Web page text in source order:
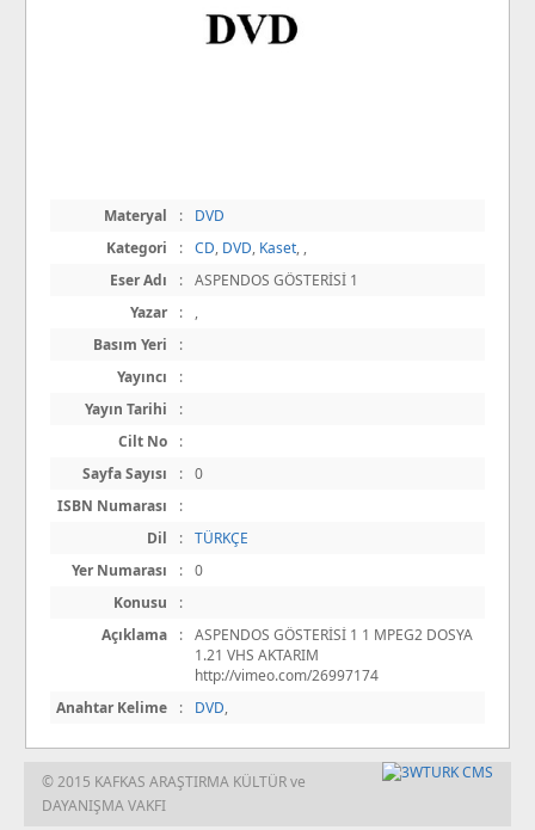
Materyal :
DVD
Kategori
: CD, DVD, Kaset, ,
Eser Adı
: ASPENDOS GÖSTERİSİ 1
Yazar
:
,
Basım Yeri
:
Yayıncı
:
Yayın Tarihi
:
Cilt No
:
Sayfa Sayısı
: 0
ISBN Numarası
:
Dil
: TÜRKÇE
Yer Numarası
: 0
Konusu
:
Açıklama
: ASPENDOS GÖSTERİSİ 1 1 MPEG2 DOSYA
1.21 VHS AKTARIM
http://vimeo.com/26997174
Anahtar Kelime
: DVD,
© 2015 KAFKAS ARAŞTIRMA KÜLTÜR ve
DAYANIŞMA VAKFI